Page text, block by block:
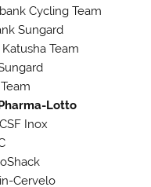
Cycling Team
Sungard
Team
Lotto
Inox
Cervelo